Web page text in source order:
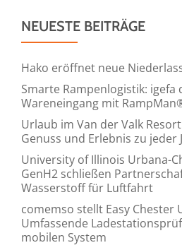
NEUESTE BEITRÄGE
Hako eröffnet neue
Smarte Rampenlogistik: igefa
Wareneingang mit
Urlaub im Van der Valk
Genuss und Erlebnis zu jeder
University of Illinois Urbana-
GenH2 schließen
Wasserstoff für Luftfahrt
comemso stellt Easy Chester
Umfassende
mobilen System